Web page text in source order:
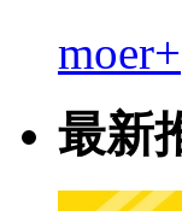
moer+
最新